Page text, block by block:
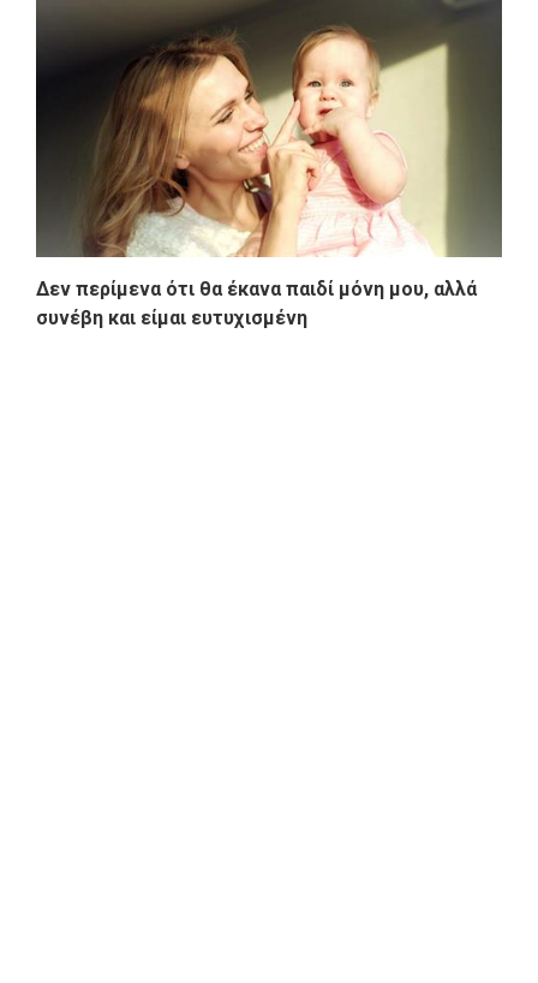
Δεν περίμενα ότι θα έκανα παιδί μόνη μου, αλλά
συνέβη και είμαι ευτυχισμένη